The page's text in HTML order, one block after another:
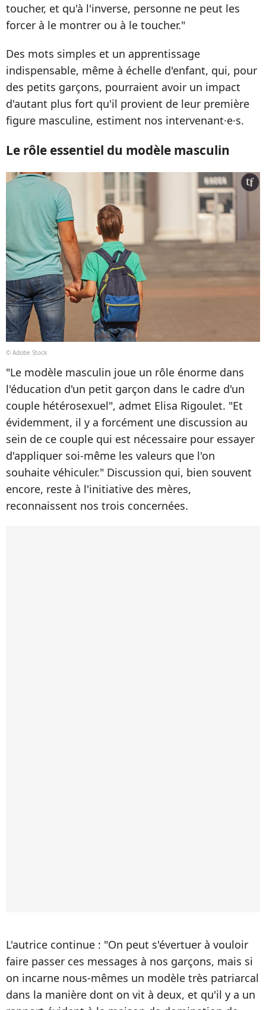
toucher, et qu'à l'inverse, personne ne peut les
forcer à le montrer ou à le toucher."
Des mots simples et un apprentissage
indispensable, même à échelle d'enfant, qui, pour
des petits garçons, pourraient avoir un impact
d'autant plus fort qu'il provient de leur première
figure masculine, estiment nos intervenant·e·s.
Le rôle essentiel du modèle masculin
© Adobe Stock
"Le modèle masculin joue un rôle énorme dans
l'éducation d'un petit garçon dans le cadre d'un
couple hétérosexuel", admet Elisa Rigoulet. "Et
évidemment, il y a forcément une discussion au
sein de ce couple qui est nécessaire pour essayer
d'appliquer soi-même les valeurs que l'on
souhaite véhiculer." Discussion qui, bien souvent
encore, reste à l'initiative des mères,
reconnaissent nos trois concernées.
L'autrice continue : "On peut s'évertuer à vouloir
faire passer ces messages à nos garçons, mais si
on incarne nous-mêmes un modèle très patriarcal
dans la manière dont on vit à deux, et qu'il y a un